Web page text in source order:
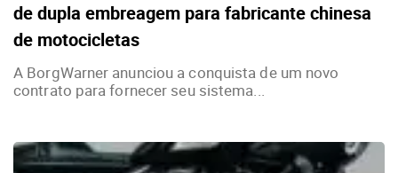
de dupla embreagem para fabricante chinesa
de motocicletas
A BorgWarner anunciou a conquista de um novo
contrato para fornecer seu sistema...